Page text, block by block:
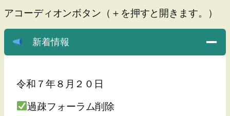
アコーディオンボタン（＋を押すと開きます。）
新着情報
令和７年８月２０日
過疎フォーラム削除